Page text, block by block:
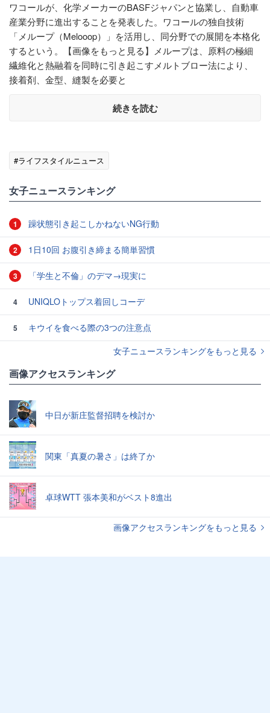
ワコールが、化学メーカーのBASFジャパンと協業し、自動車
産業分野に進出することを発表した。ワコールの独自技術
「メループ（Melooop）」を活用し、同分野での展開を本格化
するという。【画像をもっと見る】メループは、原料の極細
繊維化と熱融着を同時に引き起こすメルトブロー法により、
接着剤、金型、縫製を必要と
続きを読む
#ライフスタイルニュース
女子ニュースランキング
1 躁状態引き起こしかねないNG行動
2 1日10回 お腹引き締まる簡単習慣
3 「学生と不倫」のデマ→現実に
4 UNIQLOトップス着回しコーデ
5
キウイを食べる際の3つの注意点
女子ニュースランキングをもっと見る
画像アクセスランキング
中日が新庄監督招聘を検討か
関東「真夏の暑さ」は終了か
卓球WTT 張本美和がベスト8進出
画像アクセスランキングをもっと見る